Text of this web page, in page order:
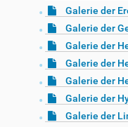
Galerie der
Galerie der
Galerie der
Galerie der
Galerie der
Galerie der
Galerie der